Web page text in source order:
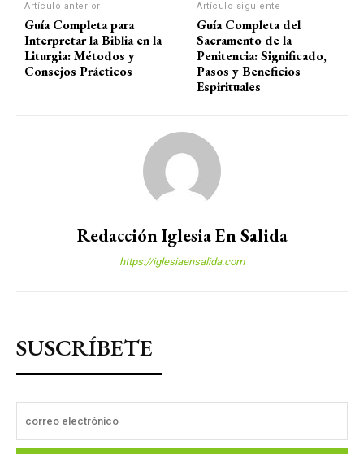
Artículo anterior
Guía Completa para
Interpretar la Biblia en la
Liturgia: Métodos y
Consejos Prácticos
Artículo siguiente
Guía Completa del
Sacramento de la
Penitencia: Significado,
Pasos y Beneficios
Espirituales
Redacción Iglesia En Salida
https://iglesiaensalida.com
SUSCRÍBETE